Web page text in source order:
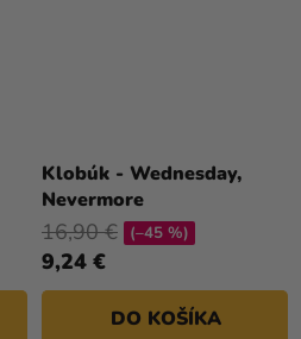
Klobúk - Wednesday,
Nevermore
9,24 €
16,90 € (–45 %)
DO KOŠÍKA